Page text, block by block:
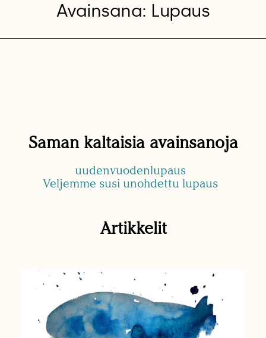
Avainsana: Lupaus
Saman kaltaisia avainsanoja
uudenvuodenlupaus
Veljemme susi unohdettu lupaus
Artikkelit